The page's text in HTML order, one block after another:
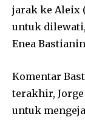
jarak ke Aleix
untuk dilewati,
Enea
Komentar
terakhir,
untuk